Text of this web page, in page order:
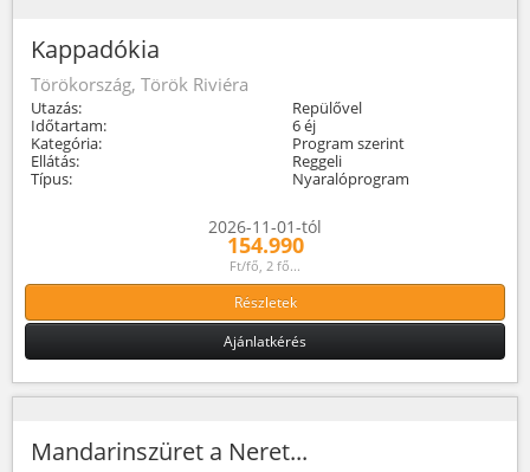
Kappadókia
Törökország, Török Riviéra
Utazás:
Repülővel
Időtartam:
6 éj
Kategória:
Program szerint
Ellátás:
Reggeli
Típus:
Nyaralóprogram
2026-11-01-tól
154.990
Ft/fő, 2 fő...
Részletek
Ajánlatkérés
Mandarinszüret a Neret...